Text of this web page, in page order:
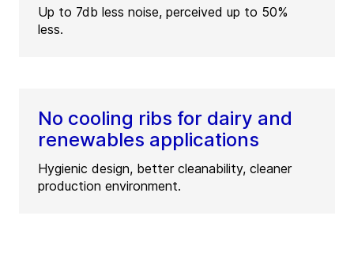
Up to 7db less noise, perceived up to 50%
less.
No cooling ribs for dairy and
renewables applications
Hygienic design, better cleanability, cleaner
production environment.